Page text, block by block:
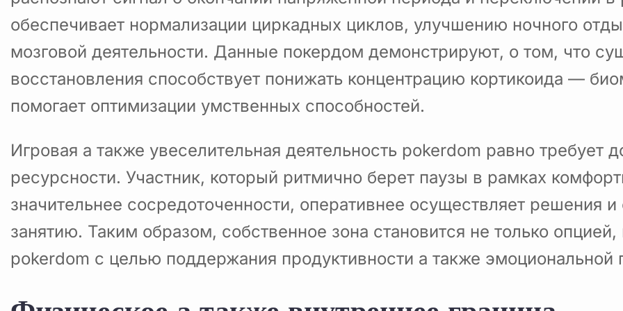
обеспечивает нормализации циркадных циклов, улучшению ночного
мозговой деятельности. Данные покердом демонстрируют, о том, что
восстановления способствует понижать концентрацию кортикоида —
помогает оптимизации умственных способностей.
Игровая а также увеселительная деятельность pokerdom равно требует
ресурсности. Участник, который ритмично берет паузы в рамках
значительнее сосредоточенности, оперативнее осуществляет решения
занятию. Таким образом, собственное зона становится не только
pokerdom с целью поддержания продуктивности а также эмоциональной